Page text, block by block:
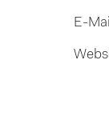
E-